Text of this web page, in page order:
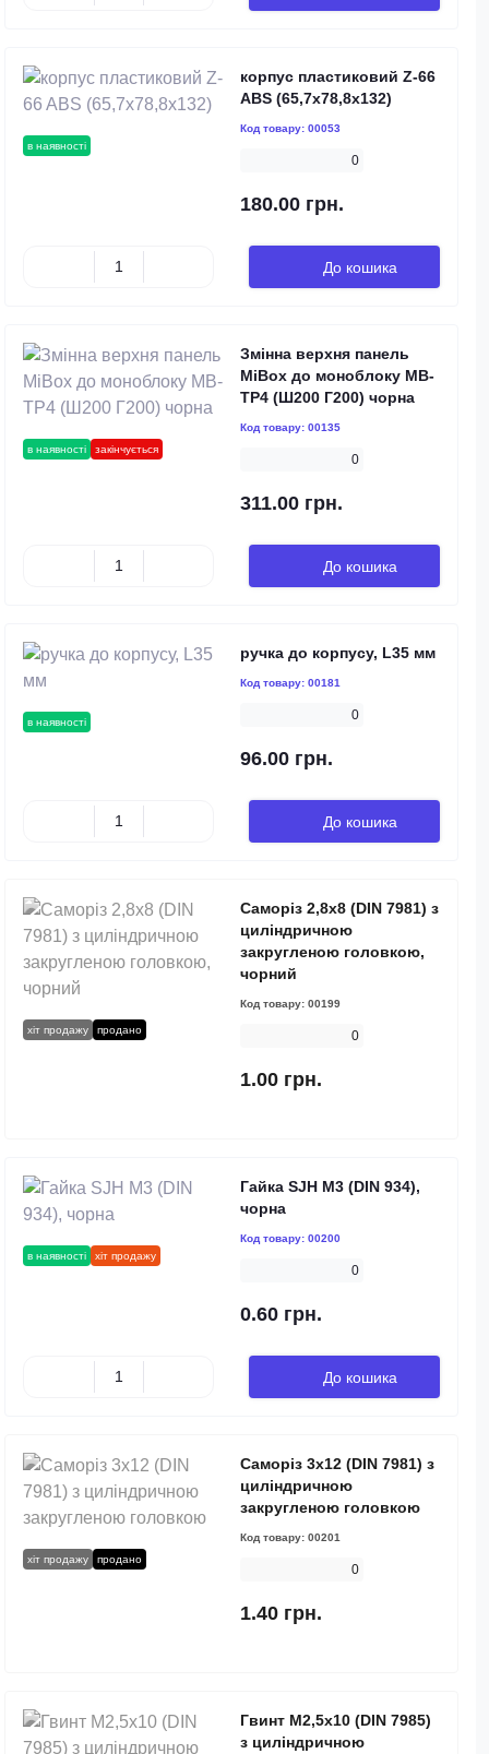
в наявності
корпус пластиковий Z-66
ABS (65,7х78,8х132)
Код товару: 00053
0
180.00 грн.
До кошика
в наявності закінчується
Змінна верхня панель
MiBox до моноблоку MB-
TP4 (Ш200 Г200) чорна
Код товару: 00135
0
311.00 грн.
До кошика
в наявності
ручка до корпусу, L35 мм
Код товару: 00181
0
96.00 грн.
До кошика
хіт продажу продано
Саморіз 2,8х8 (DIN 7981) з
циліндричною
закругленою головкою,
чорний
Код товару: 00199
0
1.00 грн.
в наявності хіт продажу
Гайка SJH М3 (DIN 934),
чорна
Код товару: 00200
0
0.60 грн.
До кошика
хіт продажу продано
Саморіз 3х12 (DIN 7981) з
циліндричною
закругленою головкою
Код товару: 00201
0
1.40 грн.
Гвинт М2,5х10 (DIN 7985)
з циліндричною